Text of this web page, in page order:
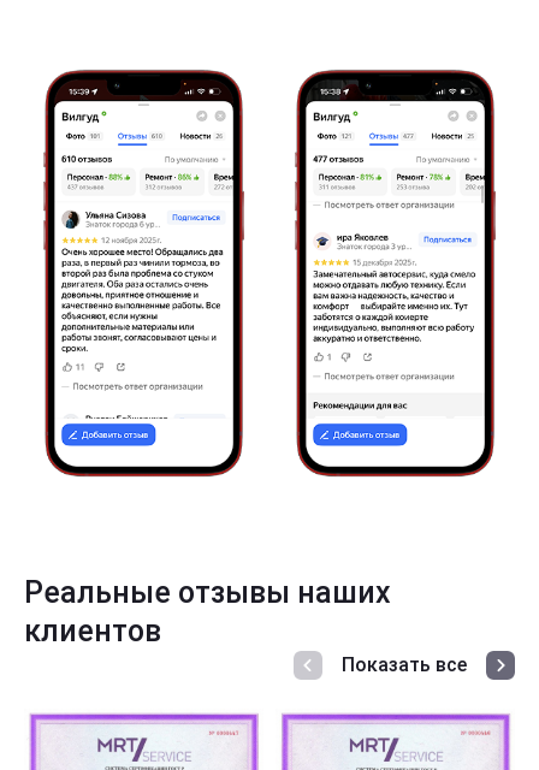
Реальные отзывы наших
клиентов
Показать все